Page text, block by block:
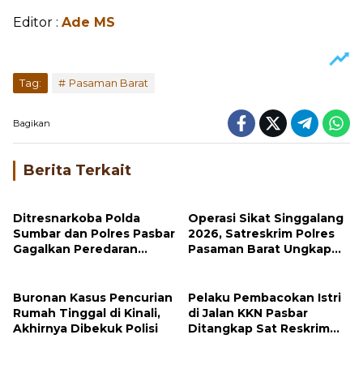
Editor : Ade MS
Tag: Pasaman Barat
Bagikan
Berita Terkait
Ditresnarkoba Polda
Sumbar dan Polres Pasbar
Gagalkan Peredaran
Operasi Sikat Singgalang
2026, Satreskrim Polres
Pasaman Barat Ungkap
Buronan Kasus Pencurian
Rumah Tinggal di Kinali,
Akhirnya Dibekuk Polisi
Pelaku Pembacokan Istri
di Jalan KKN Pasbar
Ditangkap Sat Reskrim